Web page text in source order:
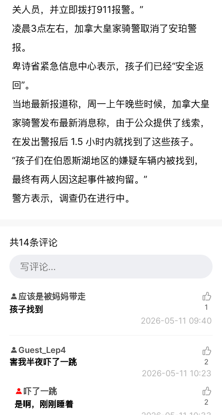
关人员，并立即拨打911报警。”
凌晨3点左右，加拿大皇家骑警取消了安珀警
报。
卑诗省紧急信息中心表示，孩子们已经“安全返
回”。
当地最新报道称，周一上午晚些时候，加拿大皇
家骑警发布最新消息称，由于公众提供了线索，
在发出警报后 1.5 小时内就找到了这些孩子。
“孩子们在伯恩斯湖地区的嫌疑车辆内被找到，
最终有两人因这起事件被拘留。”
警方表示，调查仍在进行中。
共14条评论
应该是被妈妈带走
孩子找到
2026-05-11 09:40
1
Guest_Lep4
害我半夜吓了一跳
2026-05-11 10:23
2
吓了一跳
是啊，刚刚睡着
2